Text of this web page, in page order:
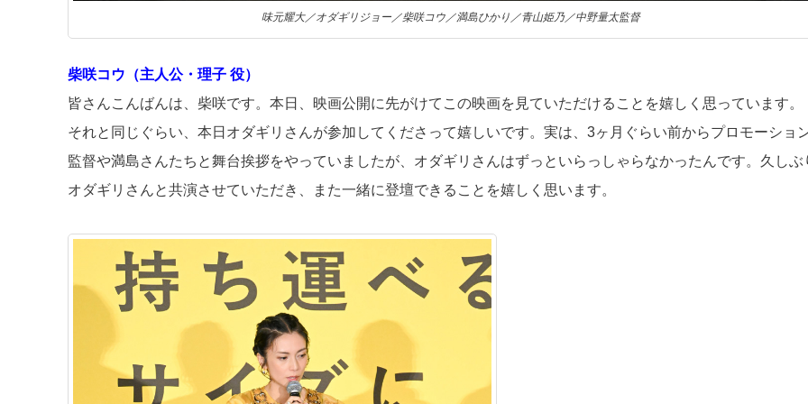
味元耀大／オダギリジョー／柴咲コウ／満島ひかり／青山姫乃／中野量太監督
柴咲コウ（主人公・理子 役）
皆さんこんばんは、柴咲です。本日、映画公開に先がけてこの映画を見ていただけることを嬉しく思っています。
それと同じぐらい、本日オダギリさんが参加してくださって嬉しいです。実は、3ヶ月ぐらい前からプロモーショ
監督や満島さんたちと舞台挨拶をやっていましたが、オダギリさんはずっといらっしゃらなかったんです。久しぶ
オダギリさんと共演させていただき、また一緒に登壇できることを嬉しく思います。